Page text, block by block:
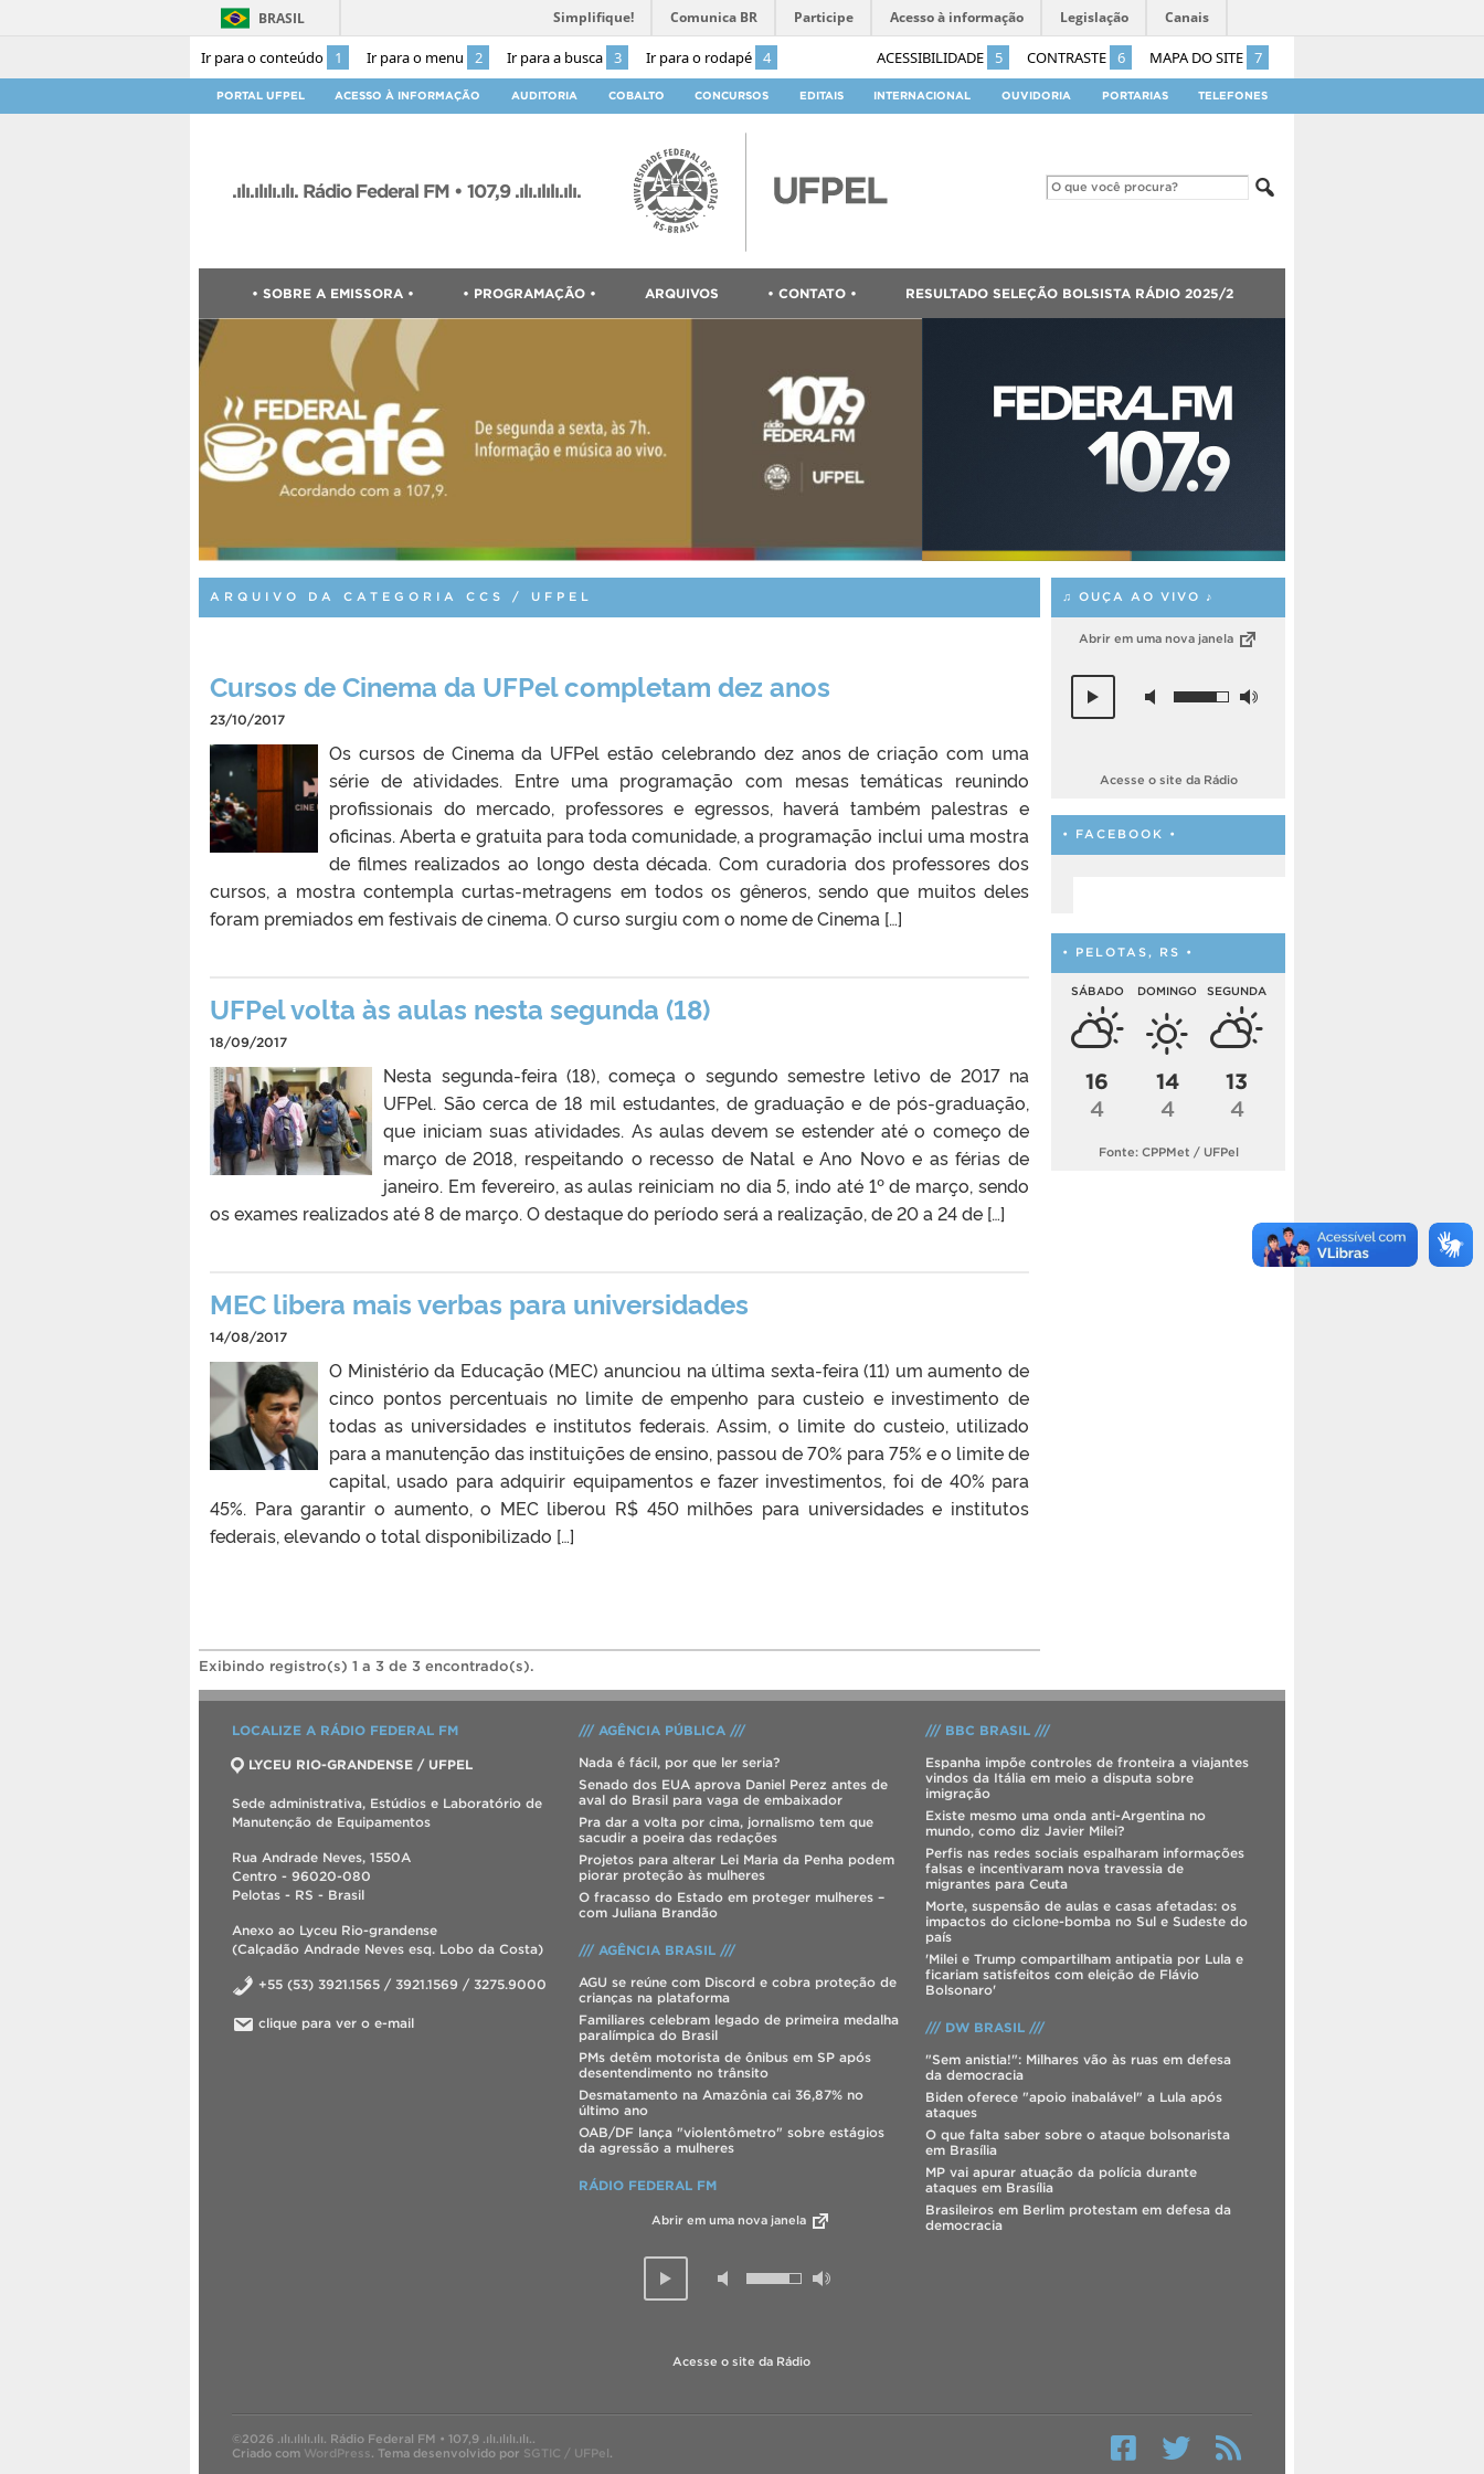
Ir para o conteúdo 1 Ir para o menu 2 Ir para a busca 3 Ir para o rodapé 4 ACESSIBILIDADE 5 CONTRASTE 6 MAPA DO SITE 7
BRASIL Simplifique! Comunica BR Participe Acesso à informação Legislação Canais
PORTAL UFPEL ACESSO À INFORMAÇÃO AUDITORIA COBALTO CONCURSOS EDITAIS INTERNACIONAL OUVIDORIA PORTARIAS TELEFONES
.ılı.ılılı.ılı. Rádio Federal FM • 107,9 .ılı.ılılı.ılı.
• SOBRE A EMISSORA • • PROGRAMAÇÃO • ARQUIVOS • CONTATO • RESULTADO SELEÇÃO BOLSISTA RÁDIO 2025/2
ARQUIVO DA CATEGORIA CCS / UFPEL
Cursos de Cinema da UFPel completam dez anos
23/10/2017
Os cursos de Cinema da UFPel estão celebrando dez anos de criação com uma
série de atividades. Entre uma programação com mesas temáticas reunindo
profissionais do mercado, professores e egressos, haverá também palestras e
oficinas. Aberta e gratuita para toda comunidade, a programação inclui uma mostra
de filmes realizados ao longo desta década. Com curadoria dos professores dos
cursos, a mostra contempla curtas-metragens em todos os gêneros, sendo que muitos deles
foram premiados em festivais de cinema. O curso surgiu com o nome de Cinema […]
UFPel volta às aulas nesta segunda (18)
18/09/2017
Nesta segunda-feira (18), começa o segundo semestre letivo de 2017 na
UFPel. São cerca de 18 mil estudantes, de graduação e de pós-graduação,
que iniciam suas atividades. As aulas devem se estender até o começo de
março de 2018, respeitando o recesso de Natal e Ano Novo e as férias de
janeiro. Em fevereiro, as aulas reiniciam no dia 5, indo até 1º de março, sendo
os exames realizados até 8 de março. O destaque do período será a realização, de 20 a 24 de […]
MEC libera mais verbas para universidades
14/08/2017
O Ministério da Educação (MEC) anunciou na última sexta-feira (11) um aumento de
cinco pontos percentuais no limite de empenho para custeio e investimento de
todas as universidades e institutos federais. Assim, o limite do custeio, utilizado
para a manutenção das instituições de ensino, passou de 70% para 75% e o limite de
capital, usado para adquirir equipamentos e fazer investimentos, foi de 40% para
45%. Para garantir o aumento, o MEC liberou R$ 450 milhões para universidades e institutos
federais, elevando o total disponibilizado […]
Exibindo registro(s) 1 a 3 de 3 encontrado(s).
♫ OUÇA AO VIVO ♪
Abrir em uma nova janela
Acesse o site da Rádio
• FACEBOOK •
• PELOTAS, RS •
SÁBADO
16
4
DOMINGO
14
4
SEGUNDA
13
4
Fonte: CPPMet / UFPel
LOCALIZE A RÁDIO FEDERAL FM
LYCEU RIO-GRANDENSE / UFPEL
Sede administrativa, Estúdios e Laboratório de
Manutenção de Equipamentos
Rua Andrade Neves, 1550A
Centro - 96020-080
Pelotas - RS - Brasil
Anexo ao Lyceu Rio-grandense
(Calçadão Andrade Neves esq. Lobo da Costa)
+55 (53) 3921.1565 / 3921.1569 / 3275.9000
clique para ver o e-mail
/// AGÊNCIA PÚBLICA ///
Nada é fácil, por que ler seria?
Senado dos EUA aprova Daniel Perez antes de
aval do Brasil para vaga de embaixador
Pra dar a volta por cima, jornalismo tem que
sacudir a poeira das redações
Projetos para alterar Lei Maria da Penha podem
piorar proteção às mulheres
O fracasso do Estado em proteger mulheres –
com Juliana Brandão
/// AGÊNCIA BRASIL ///
AGU se reúne com Discord e cobra proteção de
crianças na plataforma
Familiares celebram legado de primeira medalha
paralímpica do Brasil
PMs detêm motorista de ônibus em SP após
desentendimento no trânsito
Desmatamento na Amazônia cai 36,87% no
último ano
OAB/DF lança "violentômetro" sobre estágios
da agressão a mulheres
RÁDIO FEDERAL FM
Abrir em uma nova janela
Acesse o site da Rádio
/// BBC BRASIL ///
Espanha impõe controles de fronteira a viajantes
vindos da Itália em meio a disputa sobre
imigração
Existe mesmo uma onda anti-Argentina no
mundo, como diz Javier Milei?
Perfis nas redes sociais espalharam informações
falsas e incentivaram nova travessia de
migrantes para Ceuta
Morte, suspensão de aulas e casas afetadas: os
impactos do ciclone-bomba no Sul e Sudeste do
país
'Milei e Trump compartilham antipatia por Lula e
ficariam satisfeitos com eleição de Flávio
Bolsonaro'
/// DW BRASIL ///
"Sem anistia!": Milhares vão às ruas em defesa
da democracia
Biden oferece "apoio inabalável" a Lula após
ataques
O que falta saber sobre o ataque bolsonarista
em Brasília
MP vai apurar atuação da polícia durante
ataques em Brasília
Brasileiros em Berlim protestam em defesa da
democracia
©2026 .ılı.ılılı.ılı. Rádio Federal FM • 107,9 .ılı.ılılı.ılı..
Criado com WordPress. Tema desenvolvido por SGTIC / UFPel .